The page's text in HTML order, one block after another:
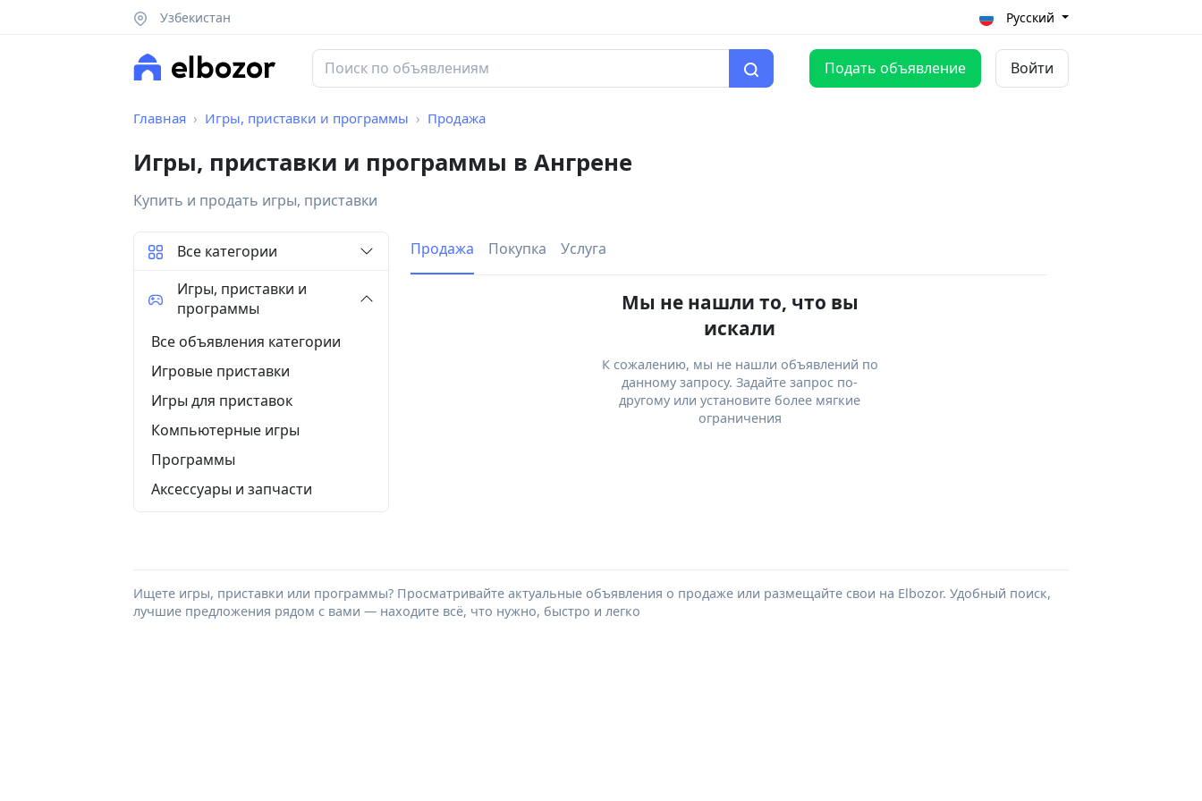
Узбекистан Русский
Подать объявление Войти
Главная Игры, приставки и программы Продажа
Игры, приставки и программы в Ангрене
Купить и продать игры, приставки
Продажа Покупка Услуга
Мы не нашли то, что вы
искали
К сожалению, мы не нашли объявлений по
данному запросу. Задайте запрос по-
другому или установите более мягкие
ограничения
Все категории
Игры, приставки и
программы
Все объявления категории
Игровые приставки
Игры для приставок
Компьютерные игры
Программы
Аксессуары и запчасти
Ищете игры, приставки или программы? Просматривайте актуальные объявления о продаже или размещайте свои на Elbozor. Удобный поиск,
лучшие предложения рядом с вами — находите всё, что нужно, быстро и легко